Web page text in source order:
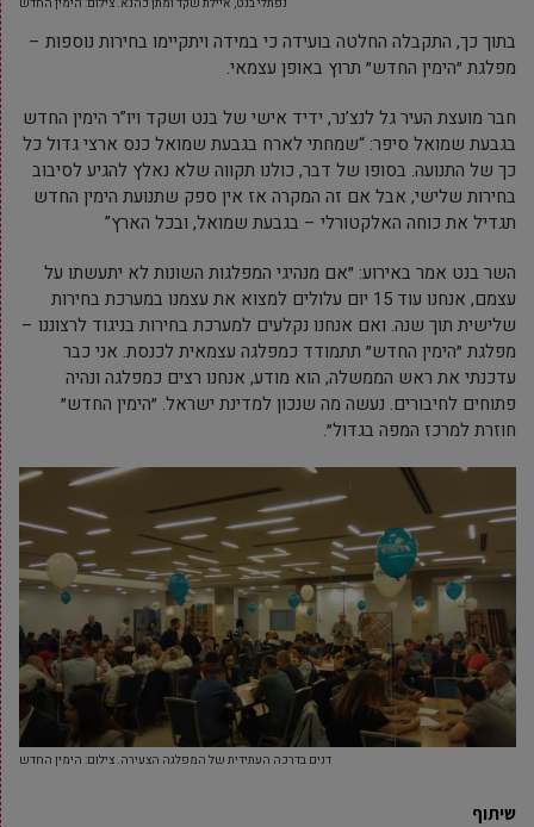
נפתלי בנט, איילת שקד ומתן כהנא. צילום: הימין החדש
בתוך כך, התקבלה החלטה בועידה כי במידה ויתקיימו בחירות נוספות –
מפלגת ״הימין החדש״ תרוץ באופן עצמאי.
חבר מועצת העיר גל לנצ’נר, ידיד אישי של בנט ושקד ויו”ר הימין החדש
בגבעת שמואל סיפר: “שמחתי לארח בגבעת שמואל כנס ארצי גדול כל
כך של התנועה. בסופו של דבר, כולנו תקווה שלא נאלץ להגיע לסיבוב
בחירות שלישי, אבל אם זה המקרה אז אין ספק שתנועת הימין החדש
תגדיל את כוחה האלקטורלי – בגבעת שמואל, ובכל הארץ”
השר בנט אמר באירוע: ״אם מנהיגי המפלגות השונות לא יתעשתו על
עצמם, אנחנו עוד 15 יום עלולים למצוא את עצמנו במערכת בחירות
שלישית תוך שנה. ואם אנחנו נקלעים למערכת בחירות בניגוד לרצוננו –
מפלגת ״הימין החדש״ תתמודד כמפלגה עצמאית לכנסת. אני כבר
עדכנתי את ראש הממשלה, הוא מודע, אנחנו רצים כמפלגה ונהיה
פתוחים לחיבורים. נעשה מה שנכון למדינת ישראל. ״הימין החדש״
חוזרת למרכז המפה בגדול״.
דנים בדרכה העתידית של המפלגה הצעירה. צילום: הימין החדש
שיתוף